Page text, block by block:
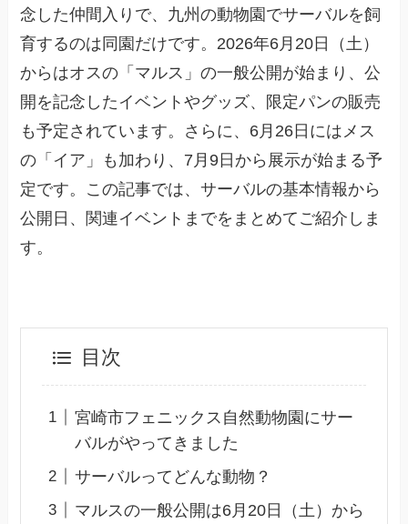
念した仲間入りで、九州の動物園でサーバルを飼
育するのは同園だけです。2026年6月20日（土）
からはオスの「マルス」の一般公開が始まり、公
開を記念したイベントやグッズ、限定パンの販売
も予定されています。さらに、6月26日にはメス
の「イア」も加わり、7月9日から展示が始まる予
定です。この記事では、サーバルの基本情報から
公開日、関連イベントまでをまとめてご紹介しま
す。
目次
宮崎市フェニックス自然動物園にサー
バルがやってきました
サーバルってどんな動物？
マルスの一般公開は6月20日（土）から